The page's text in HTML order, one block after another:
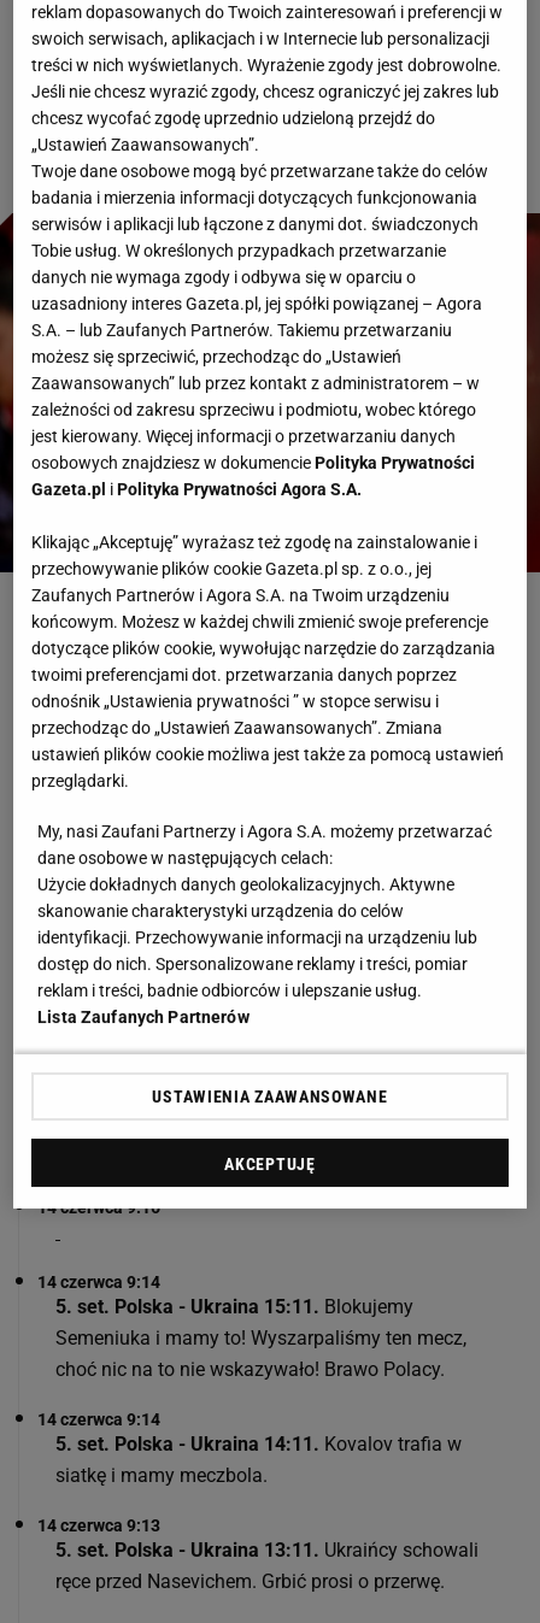
Ukrainą. Czy udało im się wygrać? A może to
Ukraińcy pokonali Biało-Czerwonych? Zapis
transmisji.
Materiały prasowe/Volleyball World
Ukraina Siatkówka
Reprezentacja Polski W Siatkówce
Siatkarska Liga Narodów
RELACJA NA ŻYWO
Dziękujemy za wspólnie spędzony czas. Po więcej
sportowych emocji zapraszamy na
aplikacji Sport.pl LIVE.
14 czerwca 9:19
Zapraszamy do przeczytania pomeczowego raportu:
Wielkie odrodzenie Polaków w meczu z
Ukrainą! A było już 0:2
14 czerwca 9:16
14 czerwca 9:14
5. set. Polska - Ukraina 15:11. Blokujemy
Semeniuka i mamy to! Wyszarpaliśmy ten mecz,
choć nic na to nie wskazywało! Brawo Polacy.
14 czerwca 9:14
5. set. Polska - Ukraina 14:11. Kovalov trafia w
siatkę i mamy meczbola.
14 czerwca 9:13
5. set. Polska - Ukraina 13:11. Ukraińcy schowali
ręce przed Nasevichem. Grbić prosi o przerwę.
reklam dopasowanych do Twoich zainteresowań i preferencji w
swoich serwisach, aplikacjach i w Internecie lub personalizacji
treści w nich wyświetlanych. Wyrażenie zgody jest dobrowolne.
Jeśli nie chcesz wyrazić zgody, chcesz ograniczyć jej zakres lub
chcesz wycofać zgodę uprzednio udzieloną przejdź do
„Ustawień Zaawansowanych”.
Twoje dane osobowe mogą być przetwarzane także do celów
badania i mierzenia informacji dotyczących funkcjonowania
serwisów i aplikacji lub łączone z danymi dot. świadczonych
Tobie usług. W określonych przypadkach przetwarzanie
danych nie wymaga zgody i odbywa się w oparciu o
uzasadniony interes Gazeta.pl, jej spółki powiązanej – Agora
S.A. – lub Zaufanych Partnerów. Takiemu przetwarzaniu
możesz się sprzeciwić, przechodząc do „Ustawień
Zaawansowanych” lub przez kontakt z administratorem – w
zależności od zakresu sprzeciwu i podmiotu, wobec którego
jest kierowany. Więcej informacji o przetwarzaniu danych
osobowych znajdziesz w dokumenciePolityka Prywatności
Gazeta.pl iPolityka Prywatności Agora S.A.
Klikając „Akceptuję” wyrażasz też zgodę na zainstalowanie i
przechowywanie plików cookie Gazeta.pl sp. z o.o., jej
Zaufanych Partnerów i Agora S.A. na Twoim urządzeniu
końcowym. Możesz w każdej chwili zmienić swoje preferencje
dotyczące plików cookie, wywołując narzędzie do zarządzania
twoimi preferencjami dot. przetwarzania danych poprzez
odnośnik „Ustawienia prywatności ” w stopce serwisu i
przechodząc do „Ustawień Zaawansowanych”. Zmiana
ustawień plików cookie możliwa jest także za pomocą ustawień
przeglądarki.
My, nasi Zaufani Partnerzy i Agora S.A. możemy przetwarzać
dane osobowe w następujących celach:
Użycie dokładnych danych geolokalizacyjnych. Aktywne
skanowanie charakterystyki urządzenia do celów
identyfikacji. Przechowywanie informacji na urządzeniu lub
dostęp do nich. Spersonalizowane reklamy i treści, pomiar
reklam i treści, badnie odbiorców i ulepszanie usług.
Lista Zaufanych Partnerów
USTAWIENIA ZAAWANSOWANE
AKCEPTUJĘ